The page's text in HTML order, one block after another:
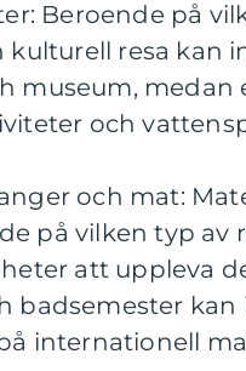
Beroende på
kulturell resa kan
museum, medan
och
och mat:
på vilken typ av
att uppleva
badsemester
internationell